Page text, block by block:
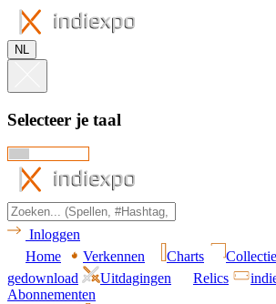
NL
Selecteer je taal
Inloggen
Home
Verkennen Charts
gedownload
Uitdagingen Relics
Abonnementen